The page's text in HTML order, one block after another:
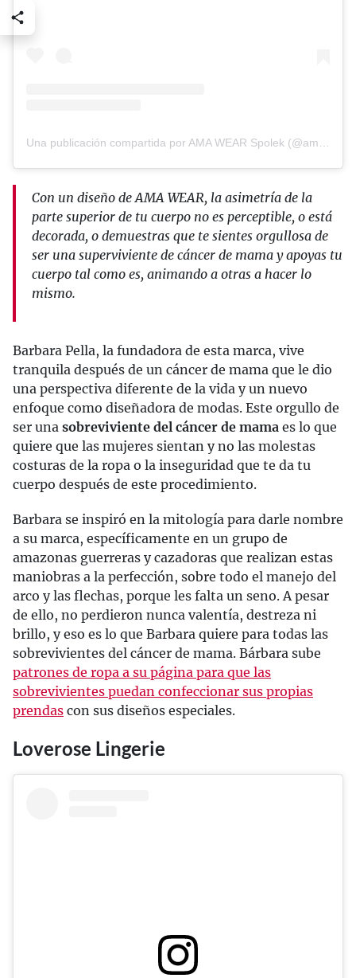
Con un diseño de AMA WEAR, la asimetría de la
parte superior de tu cuerpo no es perceptible, o está
decorada, o demuestras que te sientes orgullosa de
ser una superviviente de cáncer de mama y apoyas tu
cuerpo tal como es, animando a otras a hacer lo
mismo.
Barbara Pella, la fundadora de esta marca, vive
tranquila después de un cáncer de mama que le dio
una perspectiva diferente de la vida y un nuevo
enfoque como diseñadora de modas. Este orgullo de
ser una sobreviviente del cáncer de mama es lo que
quiere que las mujeres sientan y no las molestas
costuras de la ropa o la inseguridad que te da tu
cuerpo después de este procedimiento.
Barbara se inspiró en la mitología para darle nombre
a su marca, específicamente en un grupo de
amazonas guerreras y cazadoras que realizan estas
maniobras a la perfección, sobre todo el manejo del
arco y las flechas, porque les falta un seno. A pesar
de ello, no perdieron nunca valentía, destreza ni
brillo, y eso es lo que Barbara quiere para todas las
sobrevivientes del cáncer de mama. Bárbara sube
patrones de ropa a su página para que las
sobrevivientes puedan confeccionar sus propias
prendas con sus diseños especiales.
Loverose Lingerie